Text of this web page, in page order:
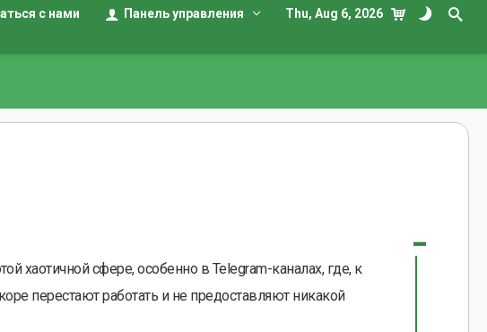
с нами Панель управления
Thu, Aug 6, 2026
хаотичной сфере, особенно в Telegram-каналах, где, к
перестают работать и не предоставляют никакой